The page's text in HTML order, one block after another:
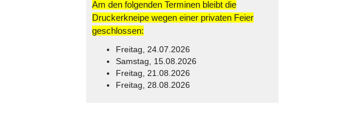
Am den folgenden Terminen bleibt die
Druckerkneipe wegen einer privaten Feier
geschlossen:
Freitag, 24.07.2026
Samstag, 15.08.2026
Freitag, 21.08.2026
Freitag, 28.08.2026